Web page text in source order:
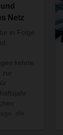
Netz
in Folge
kehrte